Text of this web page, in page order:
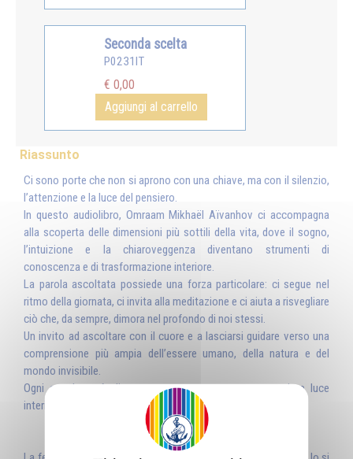
Seconda scelta
P0231IT
€ 0,00
Aggiungi al carrello
Riassunto
Ci sono porte che non si aprono con una chiave, ma con il silenzio,
l’attenzione e la luce del pensiero.
In questo audiolibro, Omraam Mikhaël Aïvanhov ci accompagna
alla scoperta delle dimensioni più sottili della vita, dove il sogno,
l’intuizione e la chiaroveggenza diventano strumenti di
conoscenza e di trasformazione interiore.
La parola ascoltata possiede una forza particolare: ci segue nel
ritmo della giornata, ci invita alla meditazione e ci aiuta a risvegliare
ciò che, da sempre, dimora nel profondo di noi stessi.
Un invito ad ascoltare con il cuore e a lasciarsi guidare verso una
comprensione più ampia dell’essere umano, della natura e del
mondo invisibile.
Ogni ascolto può diventare un passo verso una maggiore luce
interiore.